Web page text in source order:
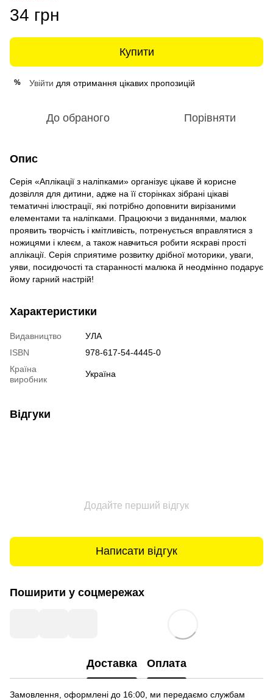
34 грн
Купити
% Увійти для отримання цікавих пропозицій
До обраного Порівняти
Опис
Серія «Аплікації з наліпками» організує цікаве й корисне
дозвілля для дитини, адже на її сторінках зібрані цікаві
тематичні ілюстрації, які потрібно доповнити вирізаними
елементами та наліпками. Працюючи з виданнями, малюк
проявить творчість і кмітливість, потренується вправлятися з
ножицями і клеєм, а також навчиться робити яскраві прості
аплікації. Серія сприятиме розвитку дрібної моторики, уваги,
уяви, посидючості та старанності малюка й неодмінно подарує
йому гарний настрій!
Характеристики
Видавництво
УЛА
ISBN
978-617-54-4445-0
Країна
виробник
Україна
Відгуки
Додайте перший відгук
Написати відгук
Поширити у соцмережах
Доставка Оплата
Замовлення, оформлені до 16:00, ми передаємо службам